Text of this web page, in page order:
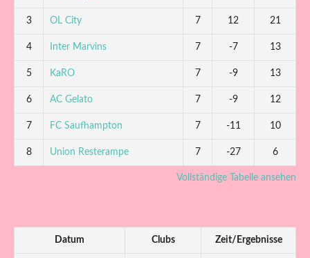
3 OL City 7 12 21
4 Inter Marvins 7 -7 13
5 KaRO 7 -9 13
6 AC Gelato 7 -9 12
7 FC Saufhampton 7 -11 10
8 Union Resterampe 7 -27 6
Vollständige Tabelle ansehen
Datum Clubs Zeit/Ergebnisse